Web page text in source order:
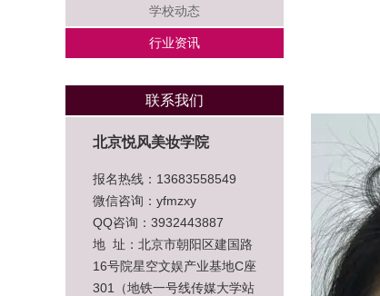
学校动态
行业资讯
联系我们
北京悦风美妆学院
报名热线：13683558549
微信咨询：yfmzxy
QQ咨询：3932443887
地 址：北京市朝阳区建国路
16号院星空文娱产业基地C座
301（地铁一号线传媒大学站